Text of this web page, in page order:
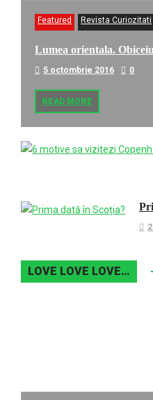
Featured Revista Curiozitati
Lumea orientala.
5 octombrie 2016 0
READ MORE
LOVE LOVE LOVE…